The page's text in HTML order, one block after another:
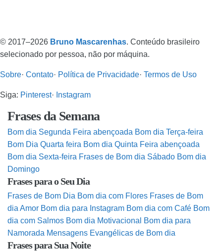
© 2017–2026 Bruno Mascarenhas. Conteúdo brasileiro
selecionado por pessoa, não por máquina.
Sobre· Contato· Política de Privacidade· Termos de Uso
Siga: Pinterest· Instagram
Frases da Semana
Bom dia Segunda Feira abençoada Bom dia Terça-feira
Bom Dia Quarta feira Bom dia Quinta Feira abençoada
Bom dia Sexta-feira Frases de Bom dia Sábado Bom dia
Domingo
Frases para o Seu Dia
Frases de Bom Dia Bom dia com Flores Frases de Bom
dia Amor Bom dia para Instagram Bom dia com Café Bom
dia com Salmos Bom dia Motivacional
Bom dia para
Namorada Mensagens Evangélicas de Bom dia
Frases para Sua Noite